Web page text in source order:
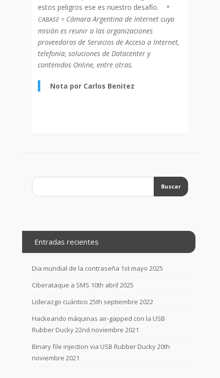
estos peligros ese es nuestro desafío.
*
CABASE =Cámara Argentina de Internet cuya
misión es reunir a las organizaciones
proveedoras de Servicios de Acceso a Internet,
telefonía, soluciones de Datacenter y
contenidos Online, entre otras.
Nota por Carlos Benitez
Entradas recientes
Dia mundial de la contraseña 1st mayo 2025
Ciberataque a SMS 10th abril 2025
Liderazgo cuántico 25th septiembre 2022
Hackeando máquinas air-gapped con la USB
Rubber Ducky22nd noviembre 2021
Binary file injection via USB Rubber Ducky20th
noviembre 2021